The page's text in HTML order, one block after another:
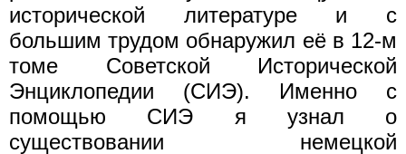
исторической литературе и с
большим трудом обнаружил её в 12-м
томе Советской Исторической
Энциклопедии (СИЭ). Именно с
помощью СИЭ я узнал о
существовании немецкой